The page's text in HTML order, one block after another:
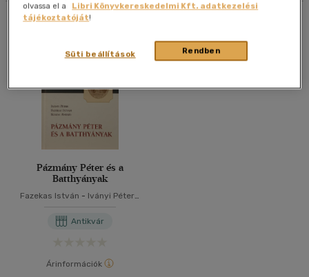
20 db / oldal
Alkalmaz
Pázmány Péter és a
Batthyányak
Fazekas István - Iványi Péter-
Antikvár
Árinformációk
olvassa el a
Libri Könyvkereskedelmi Kft. adatkezelési
tájékoztatóját!
Rendben
Süti beállítások